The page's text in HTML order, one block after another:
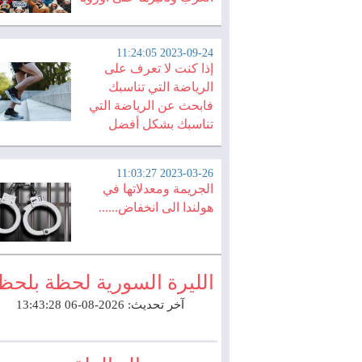
2023-09-24 11:24:05
إذا كنت لا تعرف على
الرياضة التي تناسبك
فابحث عن الرياضة التي
تناسبك بشكل أفضل
2023-03-26 11:03:27
الجريمة ومعدلاتها في
هولندا الى انخفاض......
الليرة السورية لحظة
آخر تحديث: 2026-08-06 13:43:28